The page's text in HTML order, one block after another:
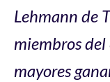
Lehmann de
miembros del
mayores